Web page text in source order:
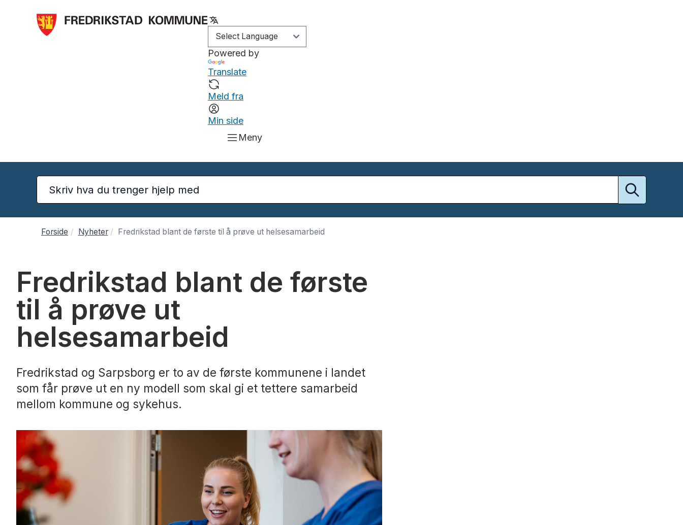
Powered by
Translate
Meld fra
Min side
Meny
Forside Nyheter Fredrikstad blant de første til å prøve ut helsesamarbeid
Fredrikstad blant de første
til å prøve ut
helsesamarbeid
Fredrikstad og Sarpsborg er to av de første kommunene i landet
som får prøve ut en ny modell som skal gi et tettere samarbeid
mellom kommune og sykehus.